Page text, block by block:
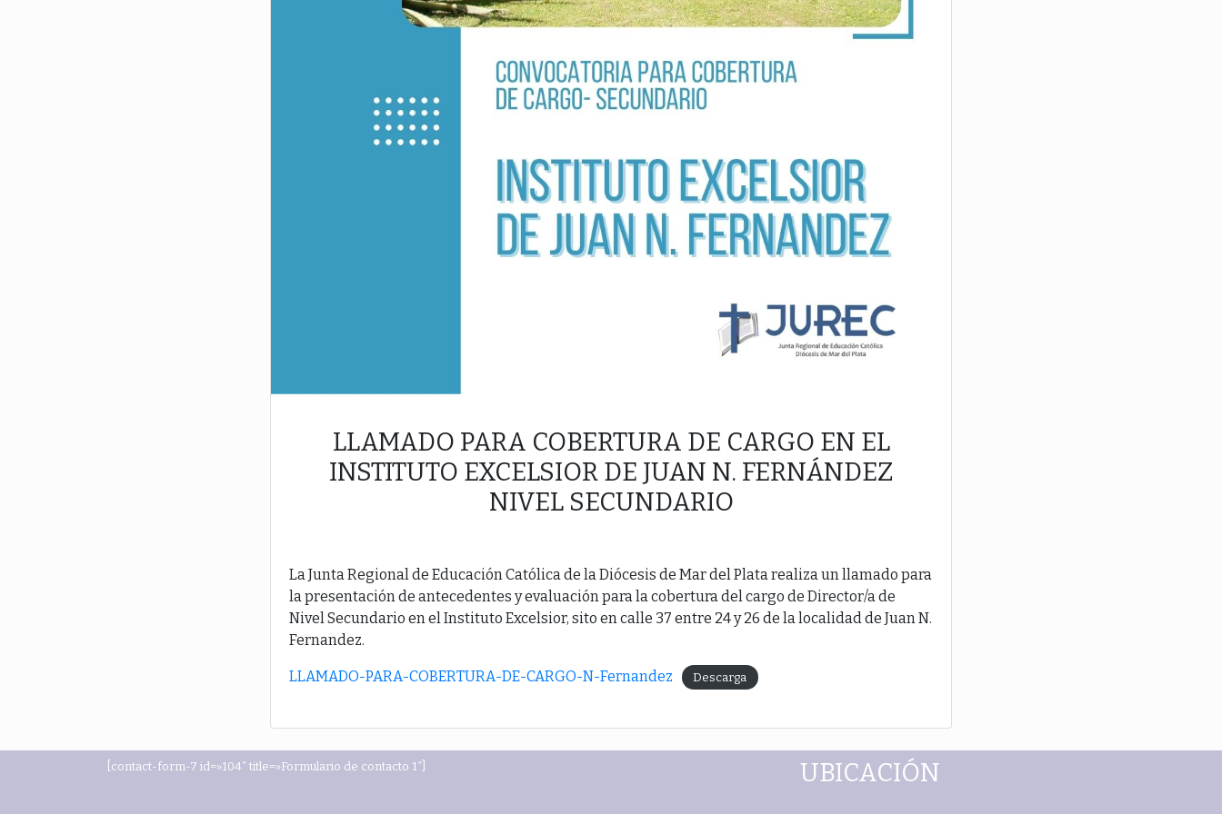
LLAMADO PARA COBERTURA DE CARGO EN EL
INSTITUTO EXCELSIOR DE JUAN N. FERNÁNDEZ
NIVEL SECUNDARIO
La Junta Regional de Educación Católica de la Diócesis de Mar del Plata realiza un llamado para
la presentación de antecedentes y evaluación para la cobertura del cargo de Director/a de
Nivel Secundario en el Instituto Excelsior, sito en calle 37 entre 24 y 26 de la localidad de Juan N.
Fernandez.
LLAMADO-PARA-COBERTURA-DE-CARGO-N-Fernandez Descarga
[contact-form-7 id=»104″ title=»Formulario de contacto 1″] UBICACIÓN